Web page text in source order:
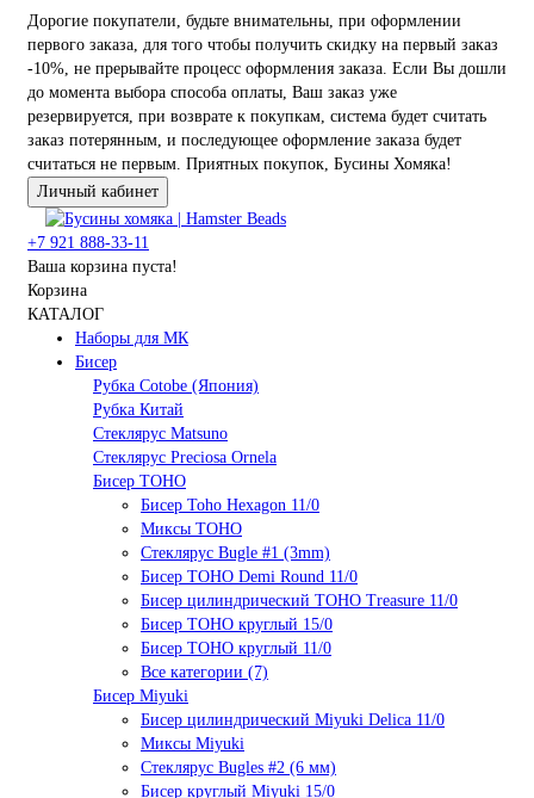
Дорогие покупатели, будьте внимательны, при оформлении
первого заказа, для того чтобы получить скидку на первый заказ
-10%, не прерывайте процесс оформления заказа. Если Вы дошли
до момента выбора способа оплаты, Ваш заказ уже
резервируется, при возврате к покупкам, система будет считать
заказ потерянным, и последующее оформление заказа будет
считаться не первым. Приятных покупок, Бусины Хомяка!
Личный кабинет
+7 921 888-33-11
Ваша корзина пуста!
Корзина
КАТАЛОГ
Наборы для МК
Бисер
Рубка Cotobe (Япония)
Рубка Китай
Стеклярус Matsuno
Стеклярус Preciosa Ornela
Бисер TOHO
Бисер Toho Hexagon 11/0
Миксы TOHO
Стеклярус Bugle #1 (3mm)
Бисер TOHO Demi Round 11/0
Бисер цилиндрический TOHO Treasure 11/0
Бисер TOHO круглый 15/0
Бисер TOHO круглый 11/0
Все категории (7)
Бисер Miyuki
Бисер цилиндрический Miyuki Delica 11/0
Миксы Miyuki
Стеклярус Bugles #2 (6 мм)
Бисер круглый Miyuki 15/0